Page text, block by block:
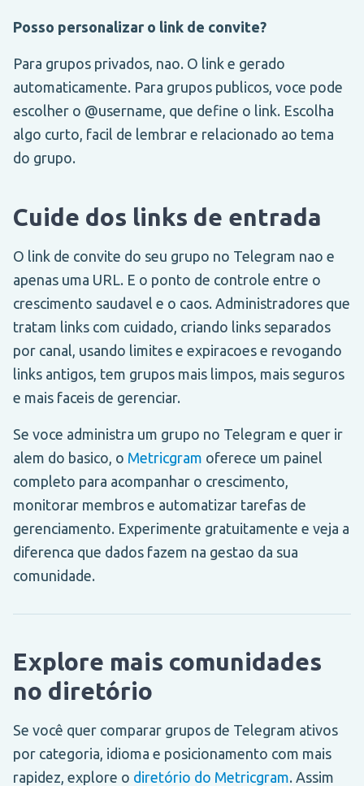
Posso personalizar o link de convite?
Para grupos privados, nao. O link e gerado
automaticamente. Para grupos publicos, voce pode
escolher o @username, que define o link. Escolha
algo curto, facil de lembrar e relacionado ao tema
do grupo.
Cuide dos links de entrada
O link de convite do seu grupo no Telegram nao e
apenas uma URL. E o ponto de controle entre o
crescimento saudavel e o caos. Administradores que
tratam links com cuidado, criando links separados
por canal, usando limites e expiracoes e revogando
links antigos, tem grupos mais limpos, mais seguros
e mais faceis de gerenciar.
Se voce administra um grupo no Telegram e quer ir
alem do basico, o Metricgram oferece um painel
completo para acompanhar o crescimento,
monitorar membros e automatizar tarefas de
gerenciamento. Experimente gratuitamente e veja a
diferenca que dados fazem na gestao da sua
comunidade.
Explore mais comunidades
no diretório
Se você quer comparar grupos de Telegram ativos
por categoria, idioma e posicionamento com mais
rapidez, explore o diretório do Metricgram. Assim